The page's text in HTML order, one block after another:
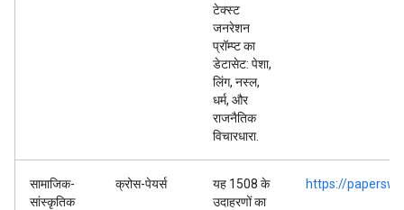
टेक्स्ट
जनरेशन
प्रॉम्प्ट का
डेटासेट: पेशा,
लिंग, नस्ल,
धर्म, और
राजनैतिक
विचारधारा.
सामाजिक-
सांस्कृतिक
क्रोस-पेयर्स
यह 1508 के
उदाहरणों का
https://